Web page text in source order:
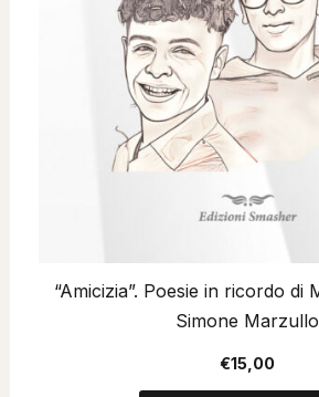
“Amicizia”. Poesie in ricordo di Mattia Caruso e
Simone Marzullo
€15,00